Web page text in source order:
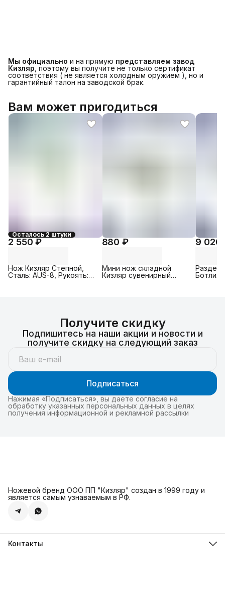
Мы официально и на прямую представляем завод
Кизляр , поэтому вы получите не только сертификат
соответствия ( не является холодным оружием ), но и
гарантийный талон на заводской брак.
Вам может пригодиться
Осталось 2 штуки
2 550 ₽
Нож Кизляр Степной,
Сталь: AUS-8, Рукоять:
880 ₽
Мини нож складной
Кизляр сувенирный
9 020
Ботлих,
Получите скидку
Подпишитесь на наши акции и новости и
получите скидку на следующий заказ
Подписаться
Нажимая «Подписаться», вы даете согласие на
обработку указанных персональных данных в целях
получения информационной и рекламной рассылки
Ножевой бренд ООО ПП "Кизляр" создан в 1999 году и
является самым узнаваемым в РФ.
Контакты